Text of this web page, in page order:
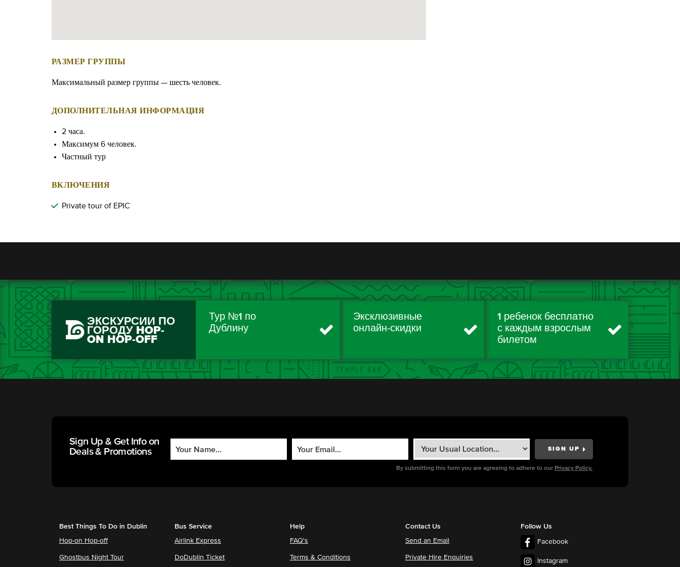
РАЗМЕР ГРУППЫ
Максимальный размер группы — шесть человек.
ДОПОЛНИТЕЛЬНАЯ ИНФОРМАЦИЯ
2 часа.
Максимум 6 человек.
Частный тур
ВКЛЮЧЕНИЯ
Private tour of EPIC
ЭКСКУРСИИ ПО
ГОРОДУ HOP-
ON HOP-OFF
Тур №1 по
Дублину
Эксклюзивные
онлайн-скидки
1 ребенок бесплатно
с каждым взрослым
билетом
Sign Up & Get Info on
Deals & Promotions
By submitting this form you are agreeing to adhere to our Privacy Policy.
Best Things To Do in Dublin
Hop-on Hop-off
Ghostbus Night Tour
Bus Service
Airlink Express
DoDublin Ticket
Help
FAQ's
Terms & Conditions
Contact Us
Send an Email
Private Hire Enquiries
Follow Us
Facebook
Instagram